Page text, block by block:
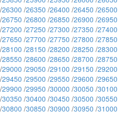
/26300 /26350 /26400 /26450 /26500
/26750 /26800 /26850 /26900 /26950
/27200 /27250 /27300 /27350 /27400
/27650 /27700 /27750 /27800 /27850
/28100 /28150 /28200 /28250 /28300
/28550 /28600 /28650 /28700 /28750
/29000 /29050 /29100 /29150 /29200
/29450 /29500 /29550 /29600 /29650
/29900 /29950 /30000 /30050 /30100
/30350 /30400 /30450 /30500 /30550
/30800 /30850 /30900 /30950 /31000